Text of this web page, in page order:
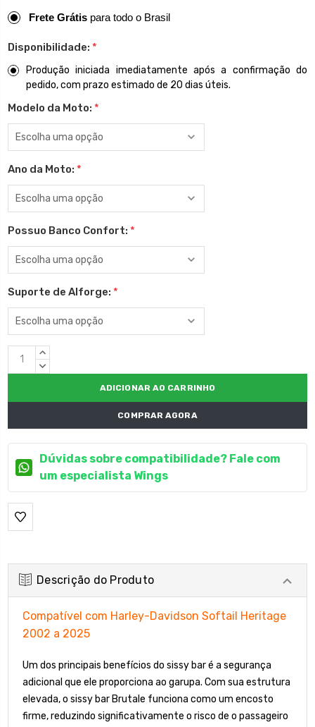
Frete Grátis para todo o Brasil
Disponibilidade: *
Produção iniciada imediatamente após a confirmação do
pedido, com prazo estimado de 20 dias úteis.
Modelo da Moto: *
Ano da Moto: *
Possuo Banco Confort: *
Suporte de Alforge: *
EstoqueQUANTIDADE
CRESCENTE:
QUANTIDADE
COMPRAR AGORA
Dúvidas sobre compatibilidade? Fale com
um especialista Wings
Descrição do Produto
Compatível com Harley-Davidson Softail Heritage
2002 a 2025
Um dos principais benefícios do sissy bar é a segurança
adicional que ele proporciona ao garupa. Com sua estrutura
elevada, o sissy bar Brutale funciona como um encosto
firme, reduzindo significativamente o risco de o passageiro